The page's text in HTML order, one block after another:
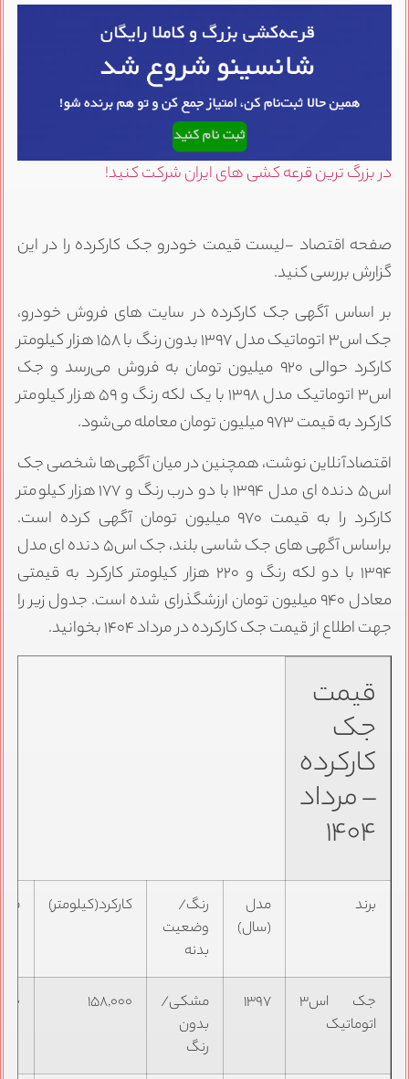
در بزرگ ترین قرعه کشی های ایران شرکت کنید!
صفحه اقتصاد -لیست قیمت خودرو جک کارکرده را در این
گزارش بررسی کنید.
بر اساس آگهی جک کارکرده در سایت های فروش خودرو،
جک اس۳ اتوماتیک مدل ۱۳۹۷ بدون رنگ با ۱۵۸ هزار کیلومتر
کارکرد حوالی ۹۲۰ میلیون تومان به فروش می‌رسد و جک
اس۳ اتوماتیک مدل ۱۳۹۸ با یک لکه رنگ و ۵۹ هزار کیلومتر
کارکرد به قیمت ۹۷۳ میلیون تومان معامله می‌شود.
اقتصادآنلاین نوشت، همچنین در میان آگهی‌ها شخصی جک
اس۵ دنده ای مدل ۱۳۹۴ با دو درب رنگ و ۱۷۷ هزار کیلومتر
کارکرد را به قیمت ۹۷۰ میلیون تومان آگهی کرده است.
براساس آگهی های جک شاسی بلند، جک اس۵ دنده ای مدل
۱۳۹۴ با دو لکه رنگ و ۲۲۰ هزار کیلومتر کارکرد به قیمتی
معادل ۹۴۰ میلیون تومان ارزشگذرای شده است. جدول زیر را
جهت اطلاع از قیمت جک کارکرده در مرداد ۱۴۰۴ بخوانید.
قیمت
جک
کارکرده
– مرداد
۱۴۰۴
برند
مدل
(سال)
رنگ/
وضعیت
بدنه
کارکرد(کیلومتر)
جک اس۳
اتوماتیک
۱۳۹۷
مشکی/
بدون
رنگ
۱۵۸,۰۰۰